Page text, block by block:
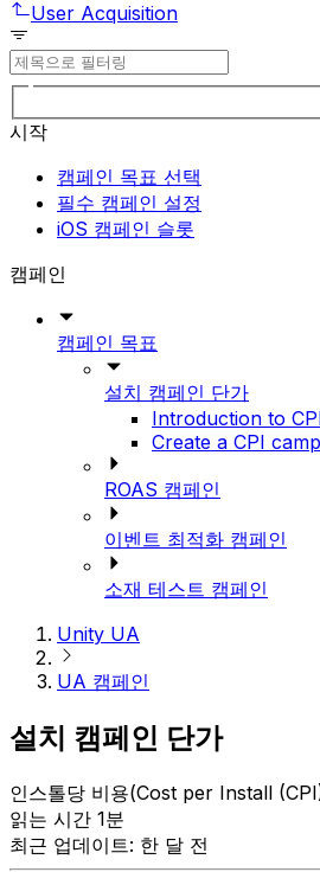
User Acquisition
시작
캠페인 목표 선택
필수 캠페인 설정
iOS 캠페인 슬롯
캠페인
캠페인 목표
설치 캠페인 단가
Introduction to
Create a CPI
ROAS 캠페인
이벤트 최적화 캠페인
소재 테스트 캠페인
Unity UA
UA 캠페인
설치 캠페인 단가
인스톨당 비용(Cost per Install
읽는 시간 1분
최근 업데이트: 한 달 전